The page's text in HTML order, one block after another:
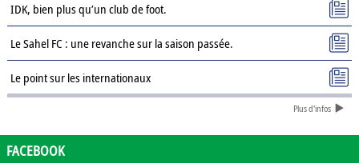
IDK, bien plus qu’un club de foot.
Le Sahel FC : une revanche sur la saison passée.
Le point sur les internationaux
Présentation des clubs de D3 : ASPC Tenkodogo
Plus d'infos
FACEBOOK